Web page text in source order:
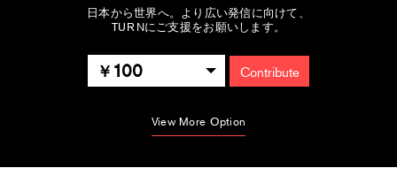
日本から世界へ。より広い発信に向けて、
TURNにご支援をお願いします。
100 Contribute
View More Option